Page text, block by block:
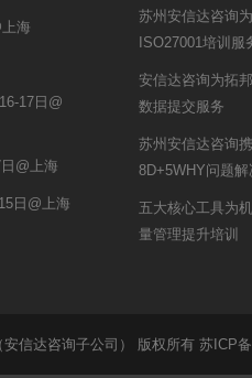
海
17日@
@上海
日@上海
苏州安信达咨询
ISO27001培训服
安信达咨询为拓
数据提交服务
苏州安信达咨询
8D+5WHY问题
五大核心工具为
量管理提升培训
信达咨询子公司） 版权所有 苏ICP